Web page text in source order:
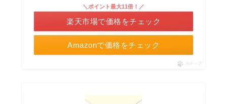
Amazonで価格をチェック
＼ポイント最大11倍！／
楽天市場で価格をチェック
ポチップ